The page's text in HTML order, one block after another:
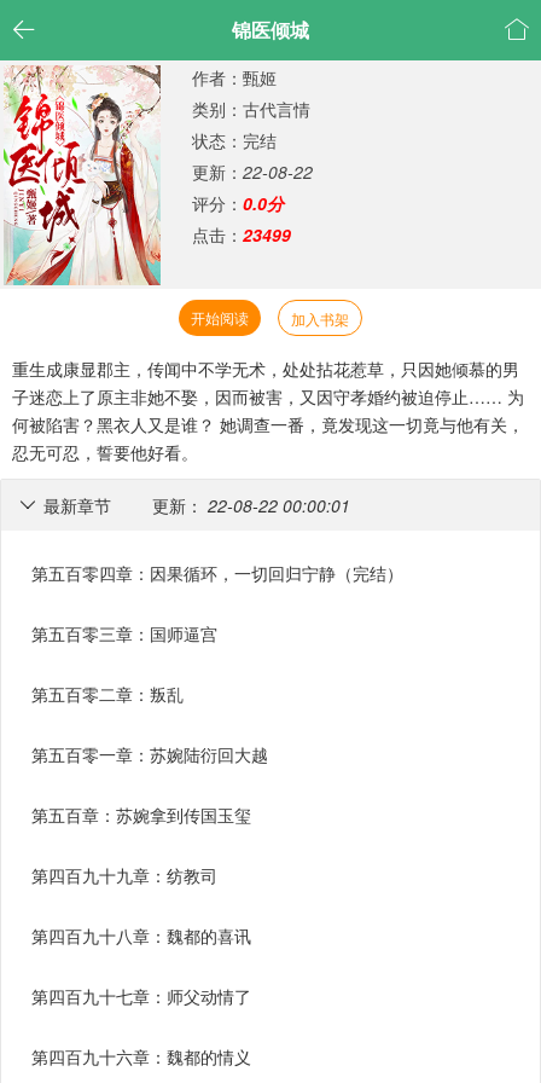
 锦医倾城 
作者：甄姬
类别：古代言情
状态：完结
更新：22-08-22
评分：0.0分
点击：23499
开始阅读 加入书架
重生成康显郡主，传闻中不学无术，处处拈花惹草，只因她倾慕的男
子迷恋上了原主非她不娶，因而被害，又因守孝婚约被迫停止…… 为
何被陷害？黑衣人又是谁？ 她调查一番，竟发现这一切竟与他有关，
忍无可忍，誓要他好看。
最新章节 更新： 22-08-22 00:00:01

第五百零四章：因果循环，一切回归宁静（完结）
第五百零三章：国师逼宫
第五百零二章：叛乱
第五百零一章：苏婉陆衍回大越
第五百章：苏婉拿到传国玉玺
第四百九十九章：纺教司
第四百九十八章：魏都的喜讯
第四百九十七章：师父动情了
第四百九十六章：魏都的情义